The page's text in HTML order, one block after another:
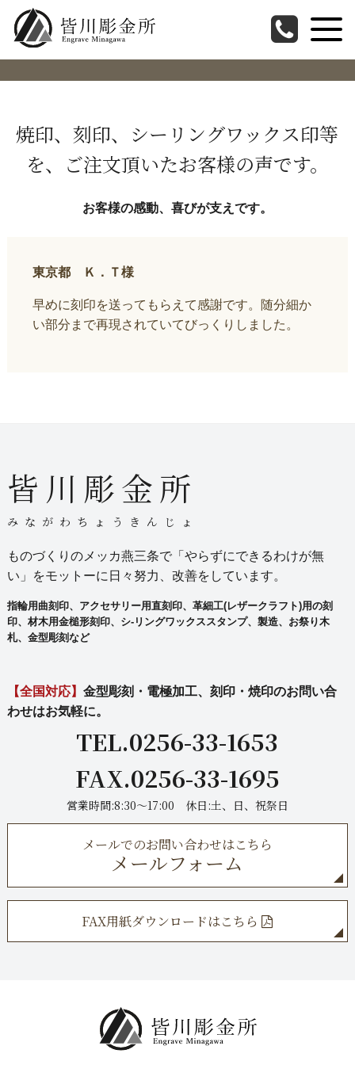
東京都 Ｋ．Ｔ様
焼印、刻印、シーリングワックス印等
を、ご注文頂いたお客様の声です。
お客様の感動、喜びが支えです。
東京都 Ｋ．Ｔ様
早めに刻印を送ってもらえて感謝です。随分細か
い部分まで再現されていてびっくりしました。
皆川彫金所
みながわちょうきんじょ
ものづくりのメッカ燕三条で「やらずにできるわけが無
い」をモットーに日々努力、改善をしています。
指輪用曲刻印、アクセサリー用直刻印、革細工(レザークラフト)用の刻
印、材木用金槌形刻印、シ-リングワックススタンプ、製造、お祭り木
札、金型彫刻など
【全国対応】 金型彫刻・電極加工、刻印・焼印のお問い合
わせはお気軽に。
TEL.0256-33-1653
FAX.0256-33-1695
営業時間:8:30～17:00 休日:土、日、祝祭日
メールでのお問い合わせはこちら
メールフォーム
FAX用紙ダウンロードはこちら